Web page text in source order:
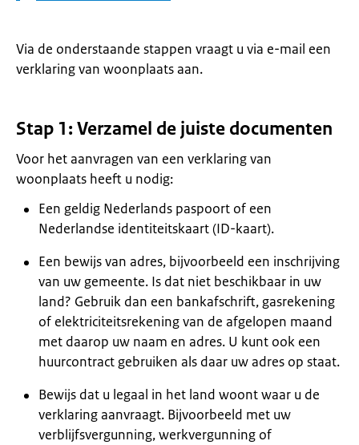
Via de onderstaande stappen vraagt u via e-mail een
verklaring van woonplaats aan.
Stap 1: Verzamel de juiste documenten
Voor het aanvragen van een verklaring van
woonplaats heeft u nodig:
Een geldig Nederlands paspoort of een
Nederlandse identiteitskaart (ID-kaart).
Een bewijs van adres, bijvoorbeeld een inschrijving
van uw gemeente. Is dat niet beschikbaar in uw
land? Gebruik dan een bankafschrift, gasrekening
of elektriciteitsrekening van de afgelopen maand
met daarop uw naam en adres. U kunt ook een
huurcontract gebruiken als daar uw adres op staat.
Bewijs dat u legaal in het land woont waar u de
verklaring aanvraagt. Bijvoorbeeld met uw
verblijfsvergunning, werkvergunning of